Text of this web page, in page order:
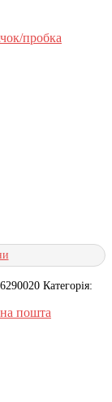
пробка
Категорія:
пошта